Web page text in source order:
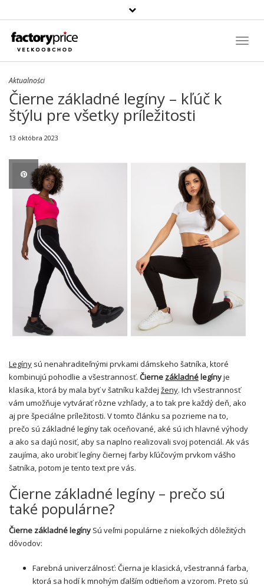
Szukaj
produktu
Aktualności
Čierne základné legíny – kľúč k
štýlu pre všetky príležitosti
13 októbra 2023
Legíny sú nenahraditeľnými prvkami dámskeho šatníka, ktoré
kombinujú pohodlie a všestrannosť. Čierne základnélegínyje
klasika, ktorá by mala byť v šatníku každej ženy. Ich všestrannosť
vám umožňuje vytvárať rôzne vzhľady, a to tak pre každý deň, ako
aj pre špeciálne príležitosti. V tomto článku sa pozrieme na to,
prečo sú základné legíny tak oceňované, aké sú ich hlavné výhody
a ako sa dajú nosiť, aby sa naplno realizovali svoj potenciál. Ak vás
zaujíma, ako urobiť legíny čiernej farby kľúčovým prvkom vášho
šatníka, potom je tento text pre vás.
Čierne základné legíny – prečo sú
také populárne?
Čierne základné legíny Sú veľmi populárne z niekoľkých dôležitých
dôvodov:
Farebná univerzálnosť: Čierna je klasická, všestranná farba,
ktorá sa hodí k mnohým ďalším odtieňom a vzorom. Preto sú